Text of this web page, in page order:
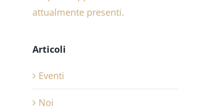
attualmente presenti.
Articoli
Eventi
Noi